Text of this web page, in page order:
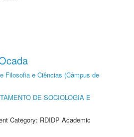
Filosofia e Ciências (Câmpus de
DE SOCIOLOGIA E
Category: RDIDP Academic